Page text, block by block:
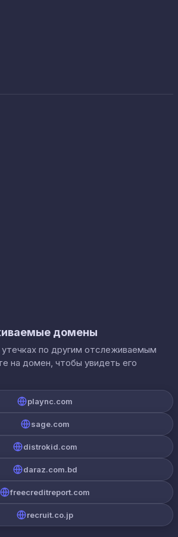
домены
по другим отслеживаемым
на домен, чтобы увидеть его
plaync.com
sage.com
distrokid.com
daraz.com.bd
freecreditreport.com
recruit.co.jp